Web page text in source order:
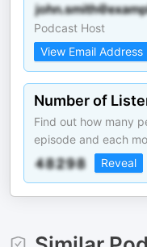
Podcast Host
View Email Address
Number of
Find out how many
episode and each
Reveal